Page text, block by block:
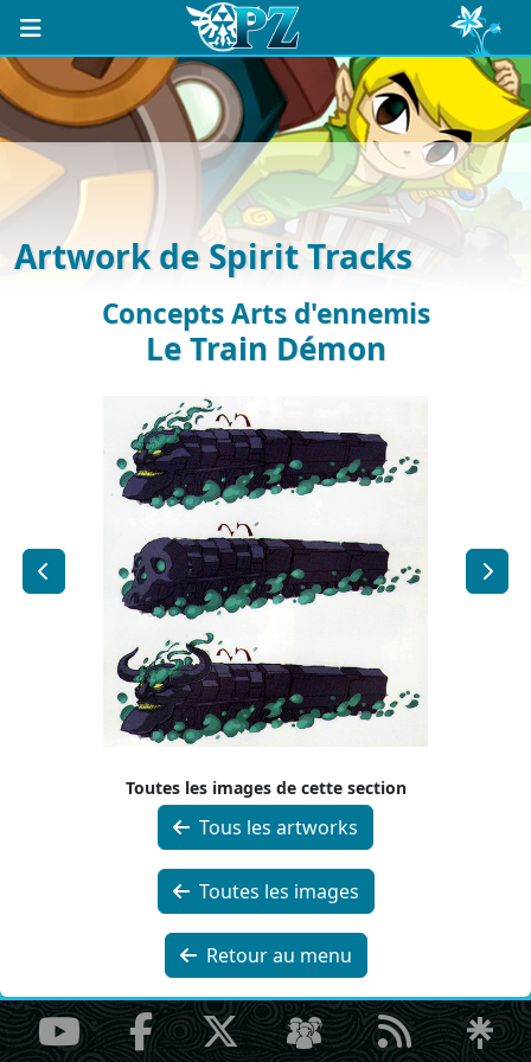
Artwork de Spirit Tracks
Concepts Arts d'ennemis
Le Train Démon
Toutes les images de cette section
Tous les artworks
Toutes les images
Retour au menu